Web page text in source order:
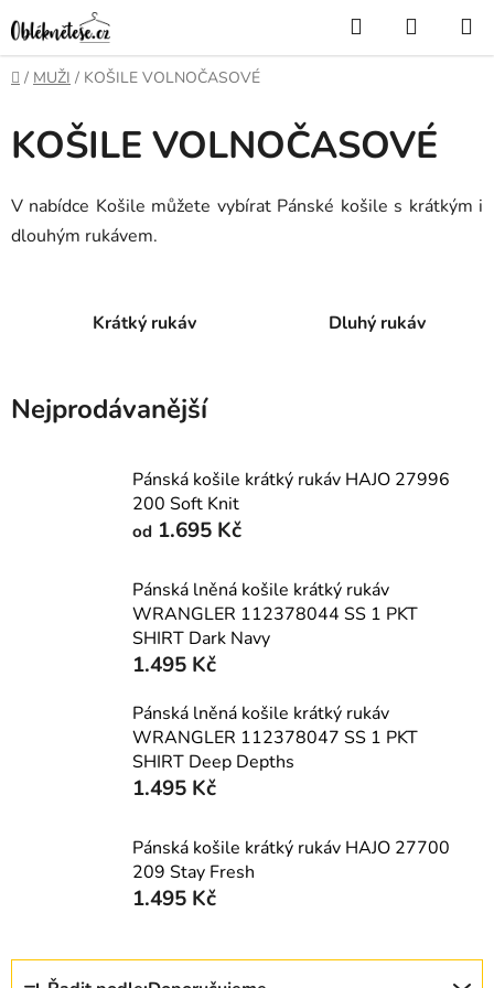
na
obsah
Hledat
KOŠÍK
Domů
/ MUŽI / KOŠILE VOLNOČASOVÉ
KOŠILE VOLNOČASOVÉ
V nabídce Košile můžete vybírat Pánské košile s krátkým i
dlouhým rukávem.
Krátký rukáv Dluhý rukáv
Nejprodávanější
Pánská košile krátký rukáv HAJO 27996
200 Soft Knit
od 1.695 Kč
Pánská lněná košile krátký rukáv
WRANGLER 112378044 SS 1 PKT
SHIRT Dark Navy
1.495 Kč
Pánská lněná košile krátký rukáv
WRANGLER 112378047 SS 1 PKT
SHIRT Deep Depths
1.495 Kč
Pánská košile krátký rukáv HAJO 27700
209 Stay Fresh
1.495 Kč
Ř